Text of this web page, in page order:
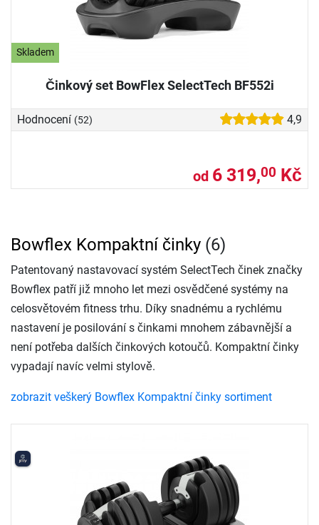
Skladem
Činkový set BowFlex SelectTech BF552i
Hodnocení (52) 4,9
od 6 319,00 Kč
Bowflex Kompaktní činky (6)
Patentovaný nastavovací systém SelectTech činek značky
Bowflex patří již mnoho let mezi osvědčené systémy na
celosvětovém fitness trhu. Díky snadnému a rychlému
nastavení je posilování s činkami mnohem zábavnější a
není potřeba dalších činkových kotoučů. Kompaktní činky
vypadají navíc velmi stylově.
zobrazit veškerý Bowflex Kompaktní činky sortiment